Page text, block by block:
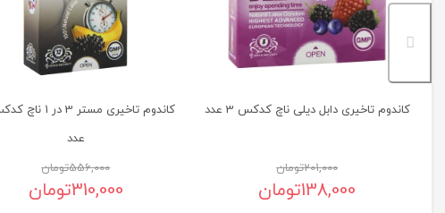
کاندوم تاخیری دابل دیلی ناچ کدکس 3 عدد
201,000تومان
138,000تومان
عدد
556,000تومان
310,000تومان